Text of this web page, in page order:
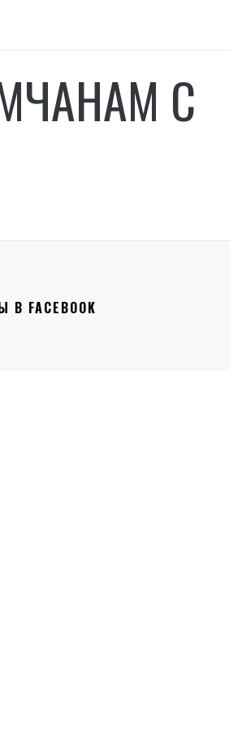
С
В FACEBOOK